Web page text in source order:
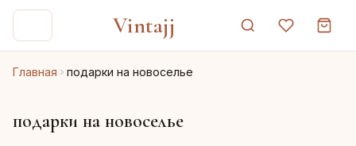
Vintajj
Главная подарки на новоселье
подарки на новоселье